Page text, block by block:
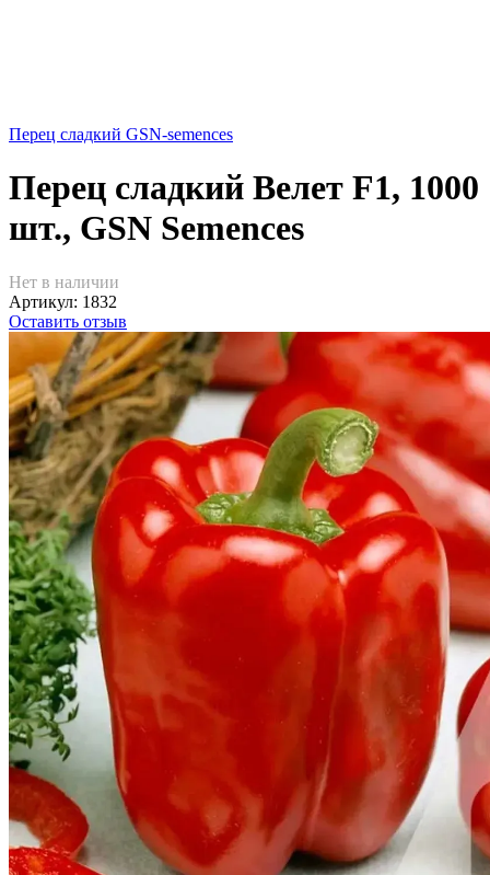
Перец сладкий GSN-semences
Перец сладкий Велет F1, 1000
шт., GSN Semences
Нет в наличии
Артикул: 1832
Оставить отзыв